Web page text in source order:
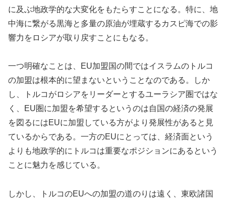
に及ぶ地政学的な大変化をもたらすことになる。特に、地
中海に繋がる黒海と多量の原油が埋蔵するカスピ海での影
響力をロシアが取り戻すことにもなる。
一つ明確なことは、EU加盟国の間ではイスラムのトルコ
の加盟は根本的に望まないということなのである。しか
し、トルコがロシアをリーダーとするユーラシア圏ではな
く、EU圏に加盟を希望するというのは自国の経済の発展
を図るにはEUに加盟している方がより発展性があると見
ているからである。一方のEUにとっては、経済面という
よりも地政学的にトルコは重要なポジションにあるという
ことに魅力を感じている。
しかし、トルコのEUへの加盟の道のりは遠く、東欧諸国